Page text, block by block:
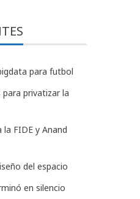
para futbol
privatizar la
FIDE y Anand
del espacio
en silencio